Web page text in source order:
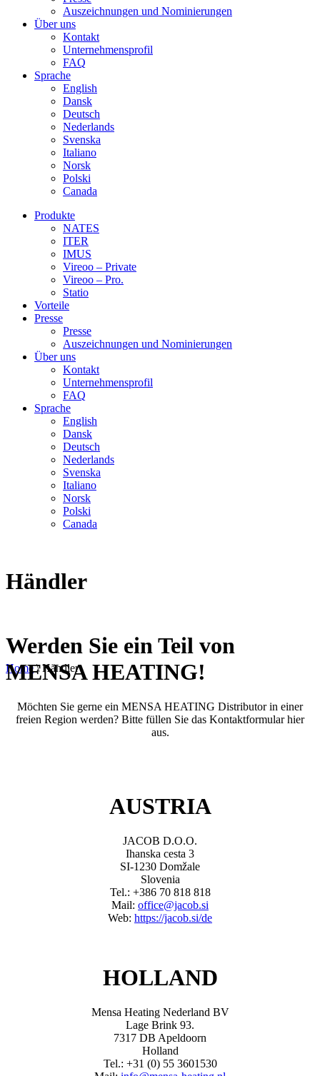
Auszeichnungen und Nominierungen
Über uns
Kontakt
Unternehmensprofil
FAQ
Sprache
English
Dansk
Deutsch
Nederlands
Svenska
Italiano
Norsk
Polski
Canada
Produkte
NATES
ITER
IMUS
Vireoo – Private
Vireoo – Pro.
Statio
Vorteile
Presse
Presse
Auszeichnungen und Nominierungen
Über uns
Kontakt
Unternehmensprofil
FAQ
Sprache
English
Dansk
Deutsch
Nederlands
Svenska
Italiano
Norsk
Polski
Canada
Händler
Home\Händler
Werden Sie ein Teil von
MENSA HEATING!
Möchten Sie gerne ein MENSA HEATING Distributor in einer
freien Region werden? Bitte füllen Sie das Kontaktformular hier
aus.
AUSTRIA
JACOB D.O.O.
Ihanska cesta 3
SI-1230 Domžale
Slovenia
Tel.: +386 70 818 818
Mail: office@jacob.si
Web: https://jacob.si/de
HOLLAND
Mensa Heating Nederland BV
Lage Brink 93.
7317 DB Apeldoorn
Holland
Tel.: +31 (0) 55 3601530